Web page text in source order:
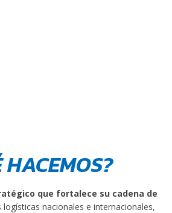
HACEMOS?
que fortalece su cadena de
nacionales e internacionales,